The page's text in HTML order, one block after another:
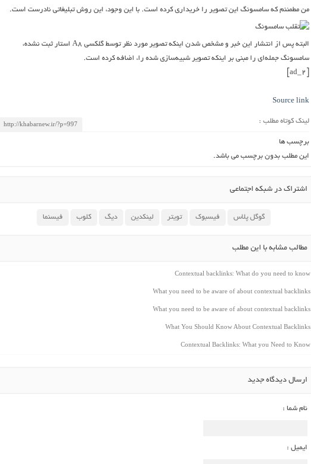
من مطمئنم که سامسونگ این تصویر را خریداری کرده است. با این وجود، این روش تبلیغاتی نادرست است.
البته پس از انتشار این خبر و مشخص شدن اینکه تصویر مورد نظر توسط گلکسی A8 استار ثبت نشده،
سامسونگ جمله‌ای را مبنی بر اینکه تصویر شبیه‌سازی شده را، اضافه کرده است.
Source link
لینک کوتاه مطلب :
برچسب ها
این مطلب بدون برچسب می باشد.
اشتراک در شبکه اجتماعی
گوگل پلاس فیسبوک تویتر لینکدین دیگ کلوب فیسنما
مطالب مشابه با این مطلب
Contextual backlinks: What do you need to know
What you need to be aware of about contextual backlinks
What you need to be aware of about contextual backlinks
What You Should Know About Contextual Backlinks
Contextual Backlinks: What you Need to Know
ارسال دیدگاه جدید
نام شما :
ایمیل :